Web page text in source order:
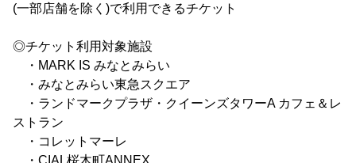
(一部店舗を除く)で利用できるチケット
◎チケット利用対象施設
・MARK IS みなとみらい
・みなとみらい東急スクエア
・ランドマークプラザ・クイーンズタワーA カフェ＆レ
ストラン
・コレットマーレ
・CIAL桜木町ANNEX